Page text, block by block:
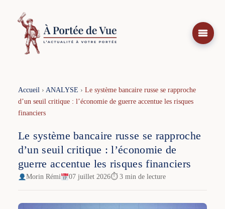
contenu
Accueil› ANALYSE › Le système bancaire russe se rapproche
d’un seuil critique : l’économie de guerre accentue les risques
financiers
Le système bancaire russe se rapproche
d’un seuil critique : l’économie de
guerre accentue les risques financiers
Morin Rémi 07 juillet 2026⏱ 3 min de lecture